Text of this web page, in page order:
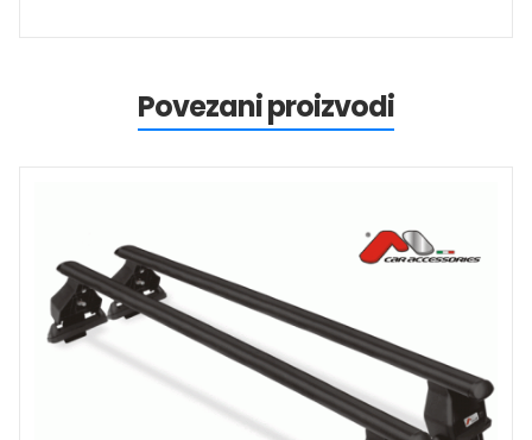
Povezani proizvodi